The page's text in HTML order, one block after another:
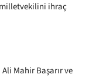
milletvekilini ihraç
Mahir Başarır ve